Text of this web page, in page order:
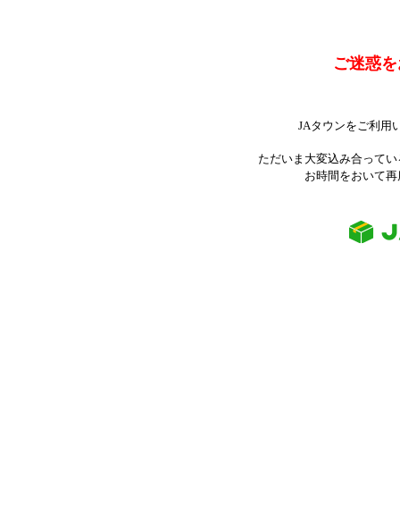
ご迷惑
JAタウンをご利用
ただいま大変込み合って
お時間をおいて